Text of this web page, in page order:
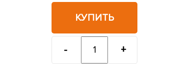
КУПИТЬ
- +